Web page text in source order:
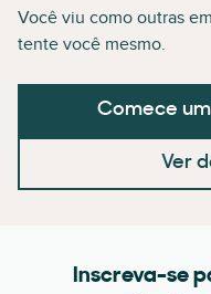
Você viu como outras
tente você mesmo.
Comece
Ver
Inscreva-se